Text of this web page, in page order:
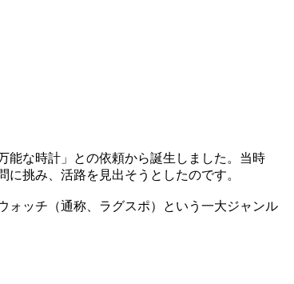
能な時計」との依頼から誕生しました。当時
挑み、活路を見出そうとしたのです。
ォッチ（通称、ラグスポ）という一大ジャンル